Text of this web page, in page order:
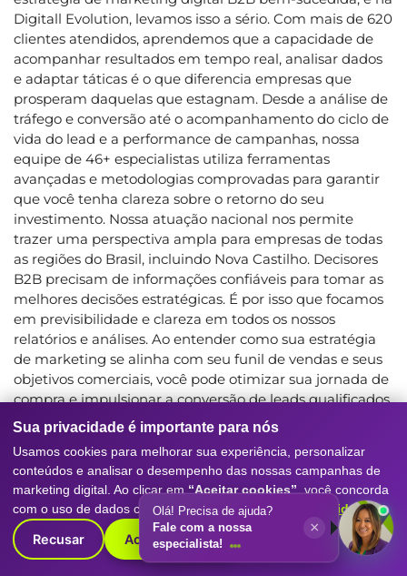
Digitall Evolution, levamos isso a sério. Com mais de 620
clientes atendidos, aprendemos que a capacidade de
acompanhar resultados em tempo real, analisar dados
e adaptar táticas é o que diferencia empresas que
prosperam daquelas que estagnam. Desde a análise de
tráfego e conversão até o acompanhamento do ciclo de
vida do lead e a performance de campanhas, nossa
equipe de 46+ especialistas utiliza ferramentas
avançadas e metodologias comprovadas para garantir
que você tenha clareza sobre o retorno do seu
investimento. Nossa atuação nacional nos permite
trazer uma perspectiva ampla para empresas de todas
as regiões do Brasil, incluindo Nova Castilho. Decisores
B2B precisam de informações confiáveis para tomar as
melhores decisões estratégicas. É por isso que focamos
em previsibilidade e clareza em todos os nossos
relatórios e análises. Ao entender como sua estratégia
de marketing se alinha com seu funil de vendas e seus
objetivos comerciais, você pode otimizar sua jornada de
compra e impulsionar a conversão de leads qualificados
em clientes fiéis. A Digitall Evolution se posiciona como
um parceiro estratégico, oferecendo o conhecimento
técnico e a experiência prática necessários para
transformar marketing em crescimento mensurável.
Solicite uma análise técnica e comece a construir um
futuro mais previsível e lucrativo para sua empresa.
CONTROLE DE QUALIDADE ESTRATÉGICA,
Sua privacidade é importante para nós
Usamos cookies para melhorar sua experiência, personalizar
conteúdos e analisar o desempenho das nossas campanhas de
marketing digital. Ao clicar em “Aceitar cookies” , você concorda
com o uso de dados conforme nossaPolítica de Privacidade.
Recusar Aceitar cookies
Olá! Precisa de ajuda?
Fale com a nossa
especialista!
×